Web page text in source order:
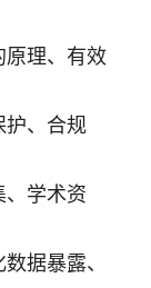
原理、有效
护、合规
、学术资
据暴露、